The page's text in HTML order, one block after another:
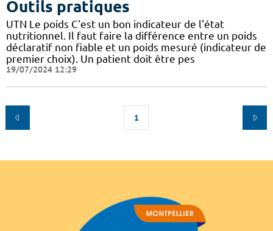
Outils pratiques
UTN Le poids C'est un bon indicateur de l'état
nutritionnel. Il faut faire la différence entre un poids
déclaratif non fiable et un poids mesuré (indicateur de
premier choix). Un patient doit être pes
19/07/2024 12:29
1